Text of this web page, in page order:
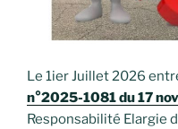
Le 1ier Juillet 2026
n°2025-1081 du 17
Responsabilité Elargie